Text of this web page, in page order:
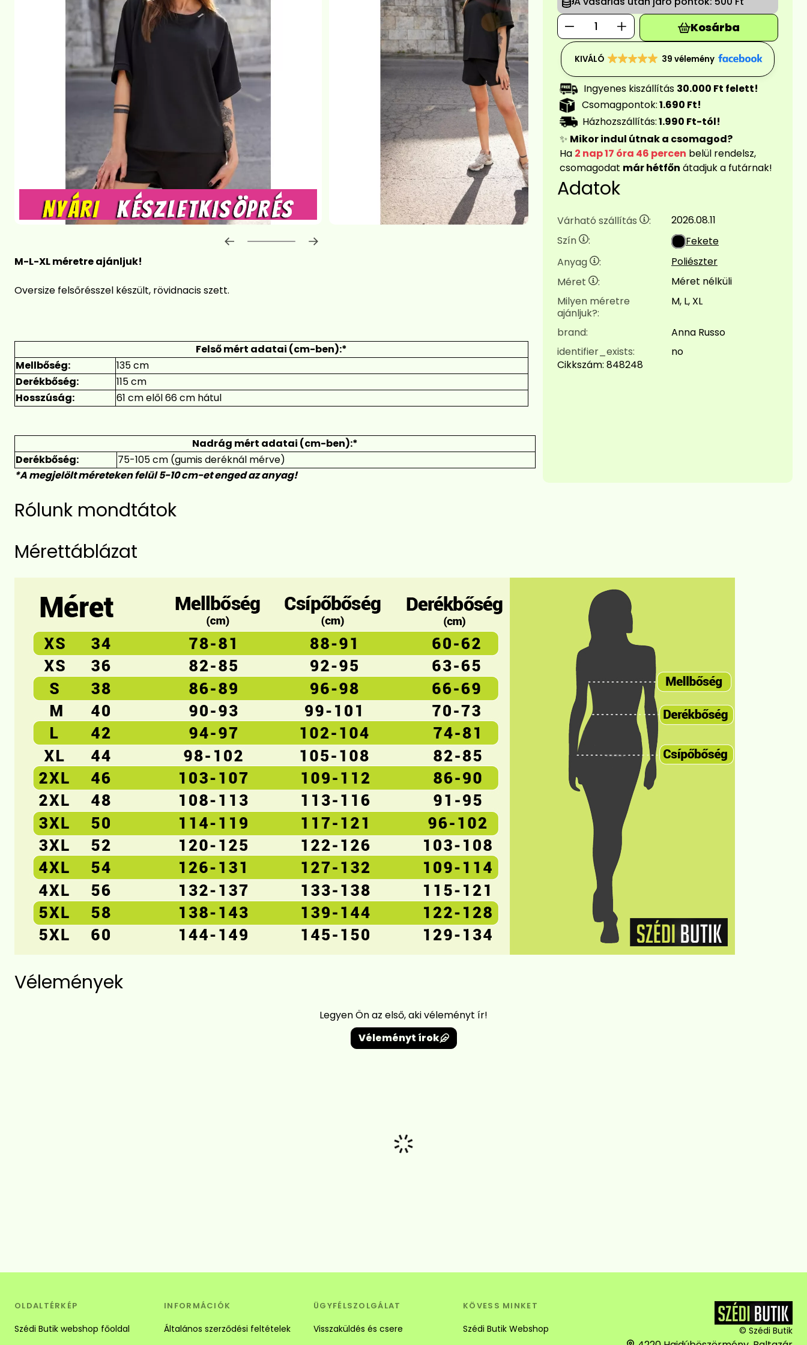
Előrehaladás:
M-L-XL méretre ajánljuk!
Oversize felsőrésszel készült, rövidnacis szett.
Felső mért adatai (cm-ben):*
Mellbőség:
135 cm
Derékbőség:
115 cm
Hosszúság: 61 cm elől 66 cm hátul
Nadrág mért adatai (cm-ben):*
Derékbőség:
75-105 cm (gumis deréknál mérve)
*A megjelölt méreteken felül 5-10 cm-et enged az anyag!
Kosárba
KIVÁLÓ 39 vélemény
Ingyenes kiszállítás 30.000 Ft felett!
Csomagpontok:1.690 Ft!
Házhozszállítás:1.990 Ft-tól!
✨ Mikor indul útnak a csomagod?
Ha 2 nap 17 óra 46 percen belül rendelsz,
csomagodat már hétfőn átadjuk a futárnak!
Adatok
Várható szállítás :
2026.08.11
Szín
:
Fekete
Anyag
:
Poliészter
Méret
:
Méret nélküli
Milyen méretre
ajánljuk?:
M, L, XL
brand:
Anna Russo
identifier_exists:
no
Cikkszám: 848248
Rólunk mondtátok
Mérettáblázat
Vélemények
Legyen Ön az első, aki véleményt ír!
Véleményt írok
OLDALTÉRKÉP
Szédi Butik webshop főoldal
INFORMÁCIÓK
Általános szerződési feltételek
ÜGYFÉLSZOLGÁLAT
Visszaküldés és csere
KÖVESS MINKET
Szédi Butik Webshop © Szédi Butik